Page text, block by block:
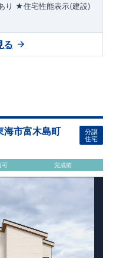
り ★住宅性能表示(建設)
宅街に位置し、子育て
覧可能です!
問い合わせ下さい♪
幼稚園・保育園
・収納上手な暮らしを
には掃除用具などの収
・LDKにスタ
様々な設備・仕様】
食器洗い乾燥機完備! ・
レキシブルルーム♪
い街並み 家族との一体感
家♪ こだわりの設備仕
る
海市富木島町
分譲
住宅
可 完成前